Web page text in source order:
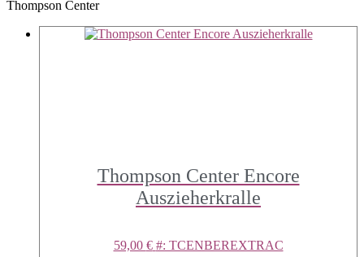
Thompson Center
Thompson Center Encore
Auszieherkralle
59,00 € #: TCENBEREXTRAC